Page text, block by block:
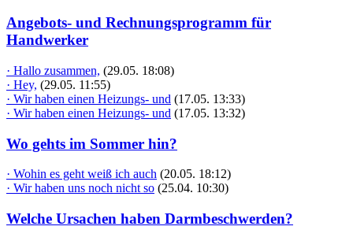
Angebots- und Rechnungsprogramm für
Handwerker
· Hallo zusammen, (29.05. 18:08)
· Hey, (29.05. 11:55)
· Wir haben einen Heizungs- und (17.05. 13:33)
· Wir haben einen Heizungs- und (17.05. 13:32)
Wo gehts im Sommer hin?
· Wohin es geht weiß ich auch (20.05. 18:12)
· Wir haben uns noch nicht so (25.04. 10:30)
Welche Ursachen haben Darmbeschwerden?